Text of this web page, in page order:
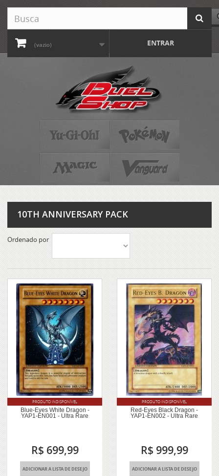
(vazio) ENTRAR
10TH ANNIVERSARY PACK
Ordenado por
Blue-Eyes White Dragon -
YAP1-EN001 - Ultra Rare
R$ 699,99
PRODUTO INDISPONÍVEL
ADICIONAR A LISTA DE DESEJO
Red-Eyes Black Dragon -
YAP1-EN002 - Ultra Rare
R$ 999,99
PRODUTO INDISPONÍVEL
ADICIONAR A LISTA DE DESEJO